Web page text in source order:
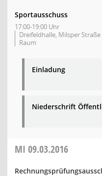
Sportausschuss
17:00-19:00 Uhr
Dreifeldhalle, Milsper Straße
Raum
Einladung
Niederschrift
MI 09.03.2016